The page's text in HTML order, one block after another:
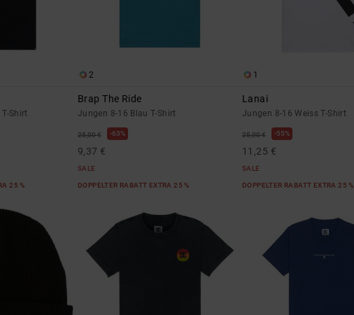
Shirt
25 %
2
Brap The Ride
Jungen 8-16 Blau T-Shirt
25,00 € 63%
9,37 €
SALE
DOPPELTER RABATT EXTRA 25 %
1
Lanai
Jungen 8-16 Weiss T-Shirt
25,00 € 55%
11,25 €
SALE
DOPPELTER RABATT EXTRA 25 %